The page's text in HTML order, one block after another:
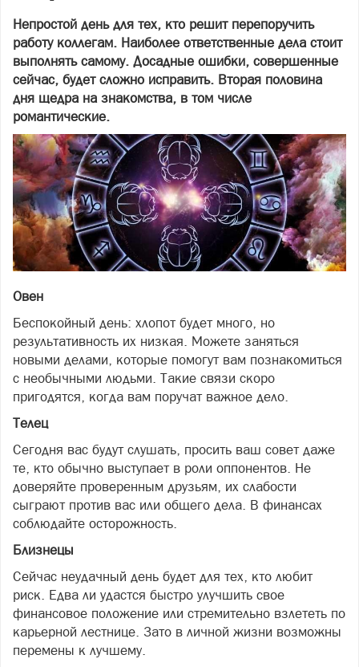
Непростой день для тех, кто решит перепоручить
работу коллегам. Наиболее ответственные дела стоит
выполнять самому. Досадные ошибки, совершенные
сейчас, будет сложно исправить. Вторая половина
дня щедра на знакомства, в том числе
романтические.
Овен
Беспокойный день: хлопот будет много, но
результативность их низкая. Можете заняться
новыми делами, которые помогут вам познакомиться
с необычными людьми. Такие связи скоро
пригодятся, когда вам поручат важное дело.
Телец
Сегодня вас будут слушать, просить ваш совет даже
те, кто обычно выступает в роли оппонентов. Не
доверяйте проверенным друзьям, их слабости
сыграют против вас или общего дела. В финансах
соблюдайте осторожность.
Близнецы
Сейчас неудачный день будет для тех, кто любит
риск. Едва ли удастся быстро улучшить свое
финансовое положение или стремительно взлететь по
карьерной лестнице. Зато в личной жизни возможны
перемены к лучшему.